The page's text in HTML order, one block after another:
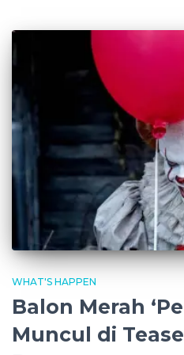
WHAT'S HAPPEN
Balon Merah
Muncul di